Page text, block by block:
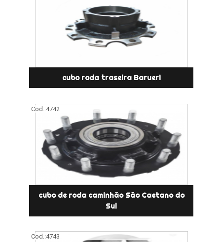
cubo roda traseira Barueri
Cod.:4742
cubo de roda caminhão São Caetano do
Sul
Cod.:4743